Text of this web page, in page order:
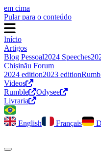
em cima
Pular para o conteúdo
Início
Artigos
Blog Pessoal2024 Speeches
Chișinău Forum
2024 edition2023 edition
Videos
Rumble
Odysee
Livraria
English Français
Alternar modo escuro